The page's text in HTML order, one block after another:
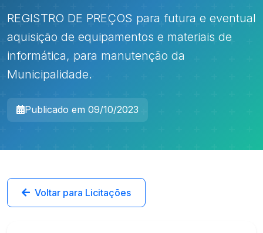
REGISTRO DE PREÇOS para futura e eventual
aquisição de equipamentos e materiais de
informática, para manutenção da
Municipalidade.
Publicado em 09/10/2023
Voltar para Licitações